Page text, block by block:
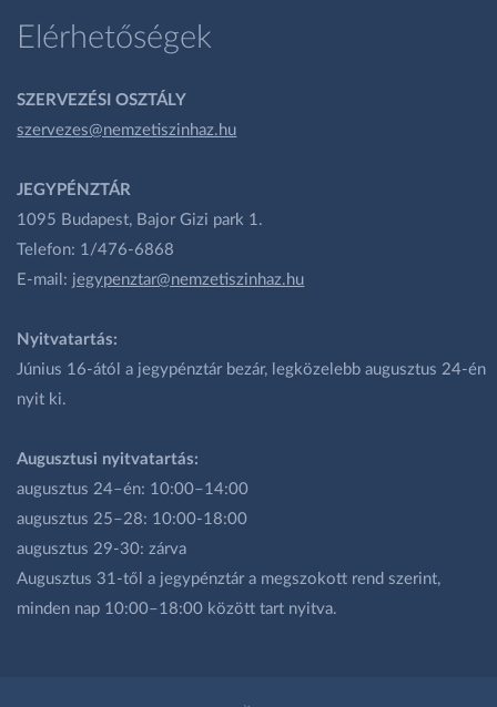
Elérhetőségek
SZERVEZÉSI OSZTÁLY
szervezes@nemzetiszinhaz.hu
JEGYPÉNZTÁR
1095 Budapest, Bajor Gizi park 1.
Telefon: 1/476-6868
E-mail: jegypenztar@nemzetiszinhaz.hu
Nyitvatartás:
Június 16-ától a jegypénztár bezár, legközelebb augusztus 24-én
nyit ki.
Augusztusi nyitvatartás:
augusztus 24–én: 10:00–14:00
augusztus 25–28: 10:00-18:00
augusztus 29-30: zárva
Augusztus 31-től a jegypénztár a megszokott rend szerint,
minden nap 10:00–18:00 között tart nyitva.